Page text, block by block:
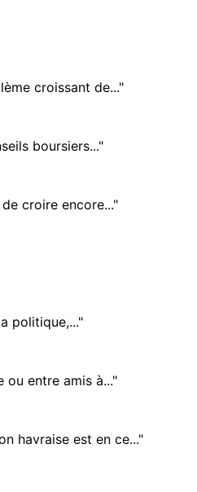
croissant de..."
boursiers..."
croire encore..."
politique,..."
entre amis à..."
havraise est en ce..."